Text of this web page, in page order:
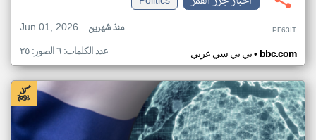
Jun 01, 2026
منذ شهرين PF63IT
بي بي سي عربي• bbc.com عدد الكلمات: ٦ الصور: ٢٥